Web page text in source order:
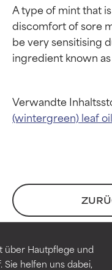
über Hautpflege und
helfen uns dabei,
A type of mint that
discomfort of sore
be very sensitising
Verwandte
(wintergreen) leaf oil
Wintergreen